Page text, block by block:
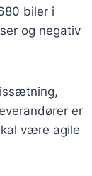
biler i
og negativ
er
være agile